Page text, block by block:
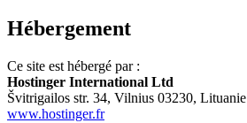
Hébergement
Ce site est hébergé par :
Hostinger International Ltd
Švitrigailos str. 34, Vilnius 03230, Lituanie
www.hostinger.fr